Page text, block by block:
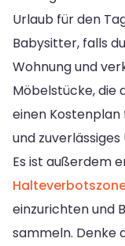
Urlaub für den
Babysitter, falls
Wohnung und
Möbelstücke, die
einen Kostenplan
und
Es ist außerdem
einzurichten und
sammeln. Denke